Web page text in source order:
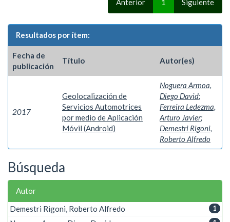
Anterior 1 Siguiente
Resultados por ítem:
Fecha de
publicación
Título Autor(es)
2017
Geolocalización de
Servicios Automotrices
por medio de Aplicación
Móvil (Android)
Noguera Armoa,
Diego David;
Ferreira Ledezma,
Arturo Javier;
Demestri Rigoni,
Roberto Alfredo
Búsqueda
Autor
1
Demestri Rigoni, Roberto Alfredo